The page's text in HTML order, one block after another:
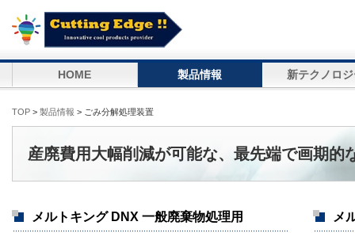
HOME 製品情報 新テクノロ
TOP > 製品情報 > ごみ分解処理装置
産廃費用大幅削減が可能な、最先端で画期的
メルトキング DNX 一般廃棄物処理用 メ